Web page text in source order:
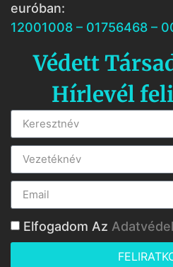
euróban:
12001008 – 01756468 –
Védett
Hírlevél
Elfogadom Az